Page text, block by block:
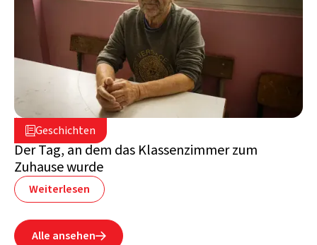
Geschichten
2. Juli 2026
Libanon
Der Tag, an dem das Klassenzimmer zum
Zuhause wurde
Weiterlesen
Alle ansehen